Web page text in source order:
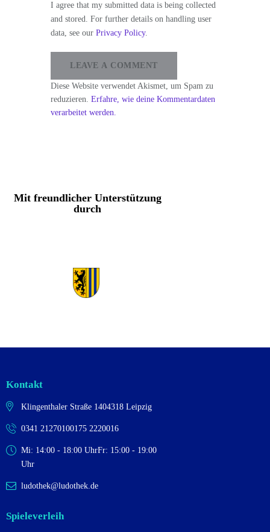
I agree that my submitted data is being collected
and stored. For further details on handling user
data, see our Privacy Policy.
Diese Website verwendet Akismet, um Spam zu
reduzieren. Erfahre, wie deine Kommentardaten
verarbeitet werden.
Mit freundlicher Unterstützung
durch
Kontakt
Klingenthaler Straße 1404318 Leipzig
0341 21270100175 2220016
Mi: 14:00 - 18:00 UhrFr: 15:00 - 19:00
Uhr
ludothek@ludothek.de
Spieleverleih